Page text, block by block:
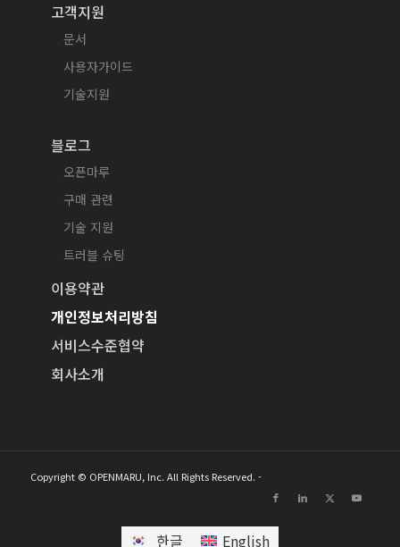
고객지원
문서
사용자가이드
기술지원
블로그
오픈마루
구매 관련
기술 지원
트러블 슈팅
이용약관
개인정보처리방침
서비스수준협약
회사소개
Copyright © OPENMARU, Inc. All Rights Reserved. -
한글 English